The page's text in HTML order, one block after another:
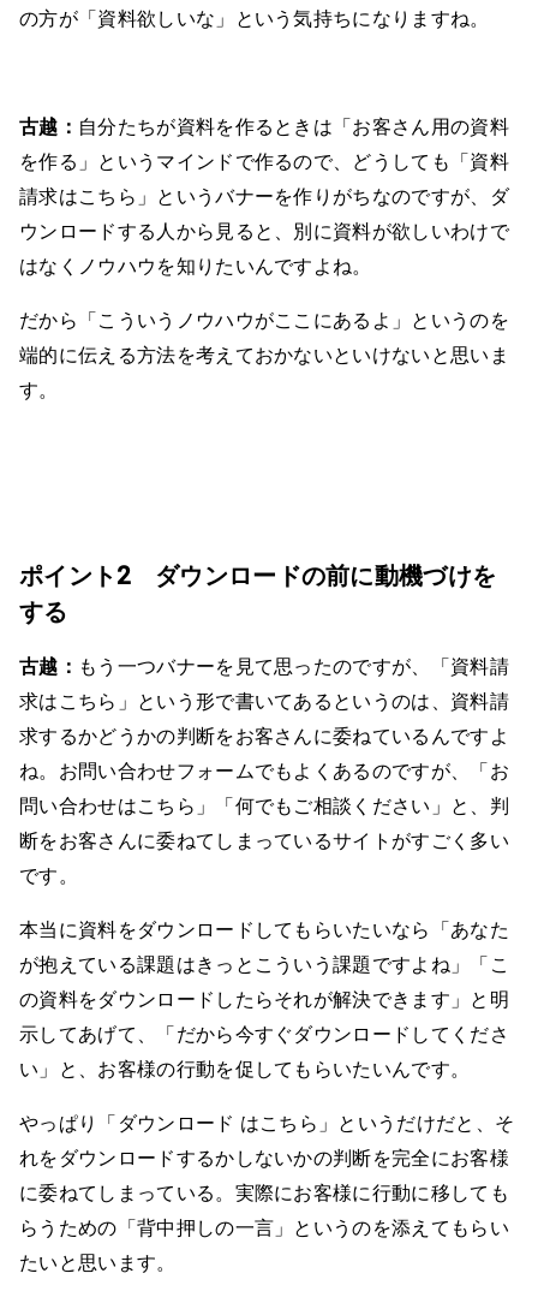
の方が「資料欲しいな」という気持ちになりますね。
古越： 自分たちが資料を作るときは「お客さん用の資料
を作る」というマインドで作るので、どうしても「資料
請求はこちら」というバナーを作りがちなのですが、ダ
ウンロードする人から見ると、別に資料が欲しいわけで
はなくノウハウを知りたいんですよね。
だから「こういうノウハウがここにあるよ」というのを
端的に伝える方法を考えておかないといけないと思いま
す。
ポイント2 ダウンロードの前に動機づけを
する
古越： もう一つバナーを見て思ったのですが、「資料請
求はこちら」という形で書いてあるというのは、資料請
求するかどうかの判断をお客さんに委ねているんですよ
ね。お問い合わせフォームでもよくあるのですが、「お
問い合わせはこちら」「何でもご相談ください」と、判
断をお客さんに委ねてしまっているサイトがすごく多い
です。
本当に資料をダウンロードしてもらいたいなら「あなた
が抱えている課題はきっとこういう課題ですよね」「こ
の資料をダウンロードしたらそれが解決できます」と明
示してあげて、「だから今すぐダウンロードしてくださ
い」と、お客様の行動を促してもらいたいんです。
やっぱり「ダウンロード はこちら」というだけだと、そ
れをダウンロードするかしないかの判断を完全にお客様
に委ねてしまっている。実際にお客様に行動に移しても
らうための「背中押しの一言」というのを添えてもらい
たいと思います。